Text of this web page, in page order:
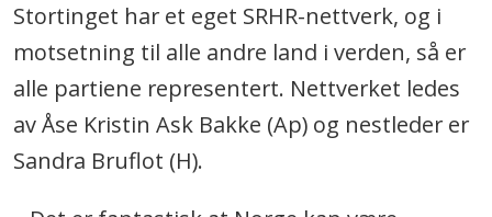
Stortinget har et eget SRHR-nettverk, og i
motsetning til alle andre land i verden, så er
alle partiene representert. Nettverket ledes
av Åse Kristin Ask Bakke (Ap) og nestleder er
Sandra Bruflot (H).